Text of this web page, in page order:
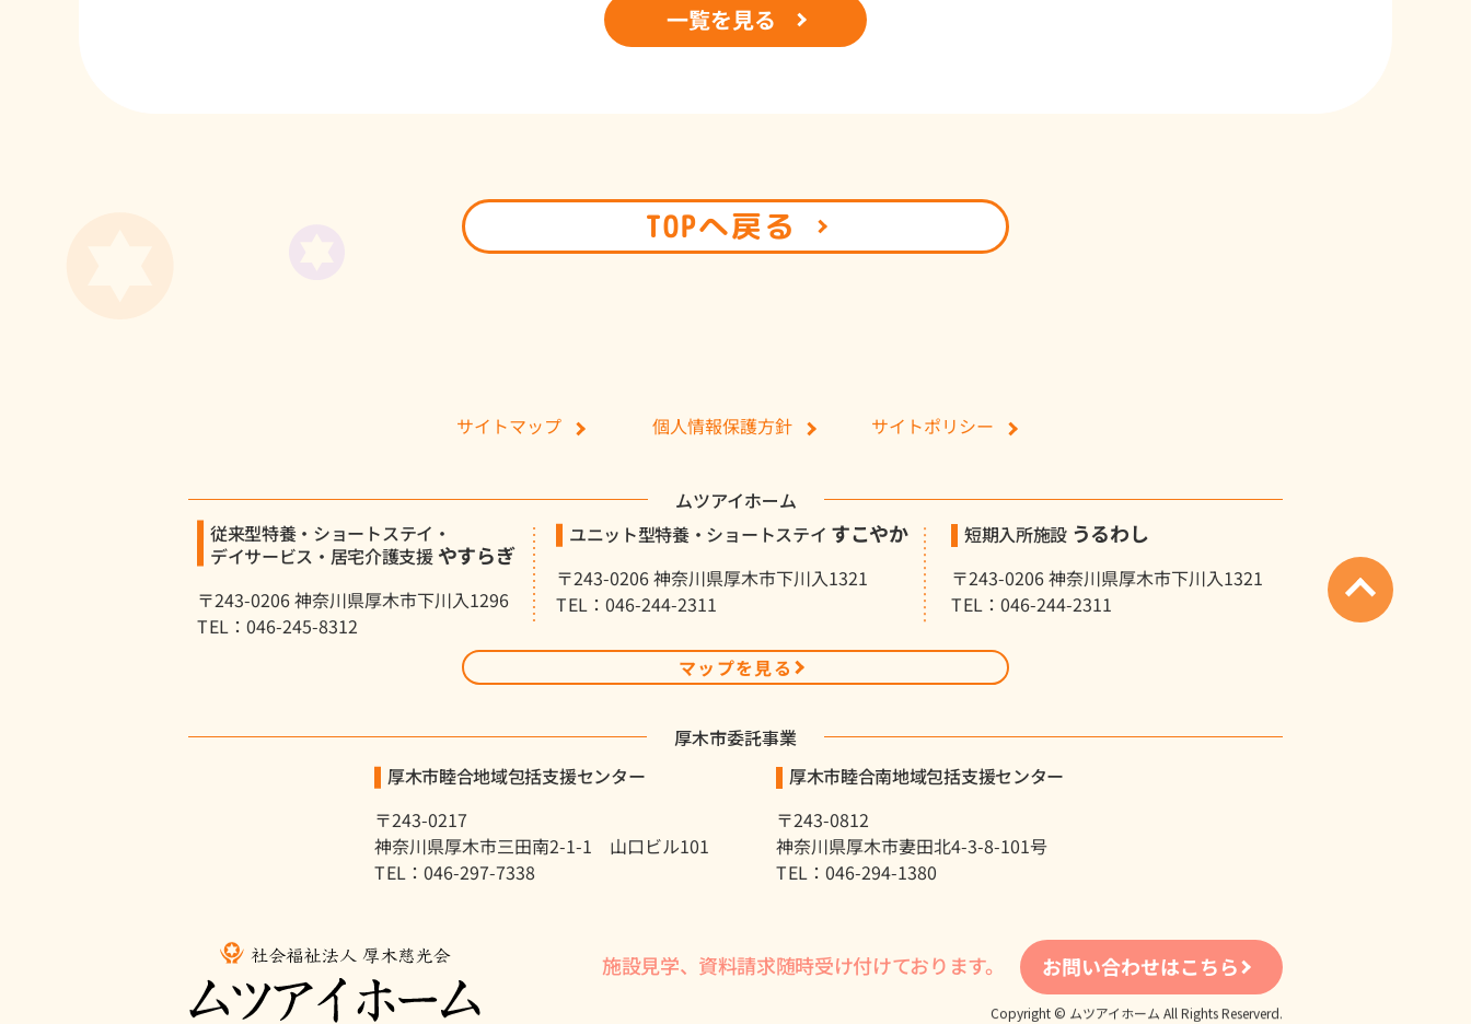
一覧を見る
TOPへ戻る
サイトマップ 個人情報保護方針 サイトポリシー
ムツアイホーム
従来型特養・ショートステイ・
デイサービス・居宅介護支援 やすらぎ
〒243-0206 神奈川県厚木市下川入1296
TEL：046-245-8312
ユニット型特養・ショートステイ すこやか
〒243-0206 神奈川県厚木市下川入1321
TEL：046-244-2311
短期入所施設 うるわし
〒243-0206 神奈川県厚木市下川入1321
TEL：046-244-2311
マップを見る
厚木市委託事業
厚木市睦合地域包括支援センター
〒243-0217
神奈川県厚木市三田南2-1-1 山口ビル101
TEL：046-297-7338
厚木市睦合南地域包括支援センター
〒243-0812
神奈川県厚木市妻田北4-3-8-101号
TEL：046-294-1380
施設見学、資料請求随時受け付けております。 お問い合わせはこちら
Copyright © ムツアイホーム All Rights Reserverd.